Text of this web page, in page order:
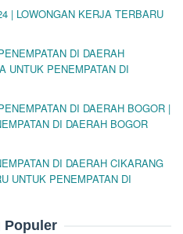
| LOWONGAN KERJA TERBARU
DI DAERAH
UNTUK PENEMPATAN DI
DI DAERAH BOGOR |
DI DAERAH BOGOR
DI DAERAH CIKARANG
UNTUK PENEMPATAN DI
Populer